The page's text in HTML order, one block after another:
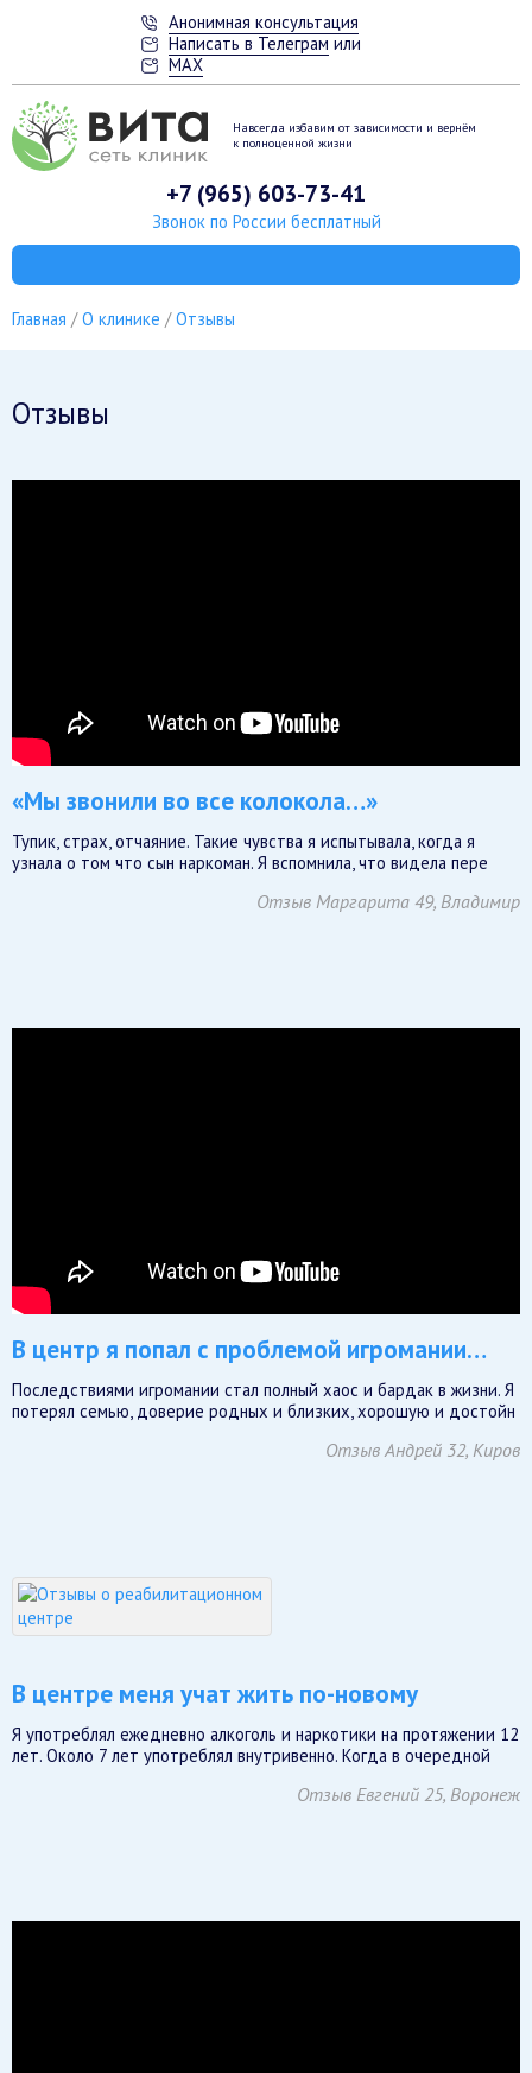
Анонимная консультация
Написать в Телеграм или
MAX
Навсегда избавим от зависимости и вернём
к полноценной жизни
+7 (965) 603-73-41
Звонок по России бесплатный
Главная О клинике Отзывы
Отзывы
«Мы звонили во все колокола…»
Тупик, страх, отчаяние. Такие чувства я испытывала, когда я
узнала о том что сын наркоман. Я вспомнила, что видела пере
Отзыв Маргарита 49, Владимир
В центр я попал с проблемой игромании…
Последствиями игромании стал полный хаос и бардак в жизни. Я
потерял семью, доверие родных и близких, хорошую и достойн
Отзыв Андрей 32, Киров
В центре меня учат жить по-новому
Я употреблял ежедневно алкоголь и наркотики на протяжении 12
лет. Около 7 лет употреблял внутривенно. Когда в очередной
Отзыв Евгений 25, Воронеж